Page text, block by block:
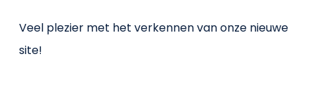
Veel plezier met het verkennen van onze nieuwe
site!